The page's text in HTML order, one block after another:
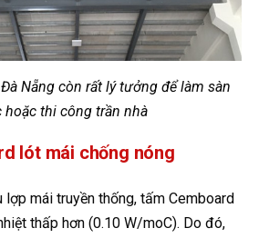
Nẵng còn rất lý tưởng để làm sàn
hoặc thi công trần nhà
lót mái chống nóng
mái truyền thống, tấm Cemboard
thấp hơn (0.10 W/moC). Do đó,